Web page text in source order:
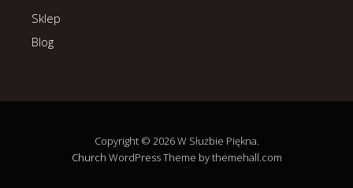
Sklep
Blog
Copyright © 2026 W Służbie Piękna.
Church WordPress Theme by themehall.com